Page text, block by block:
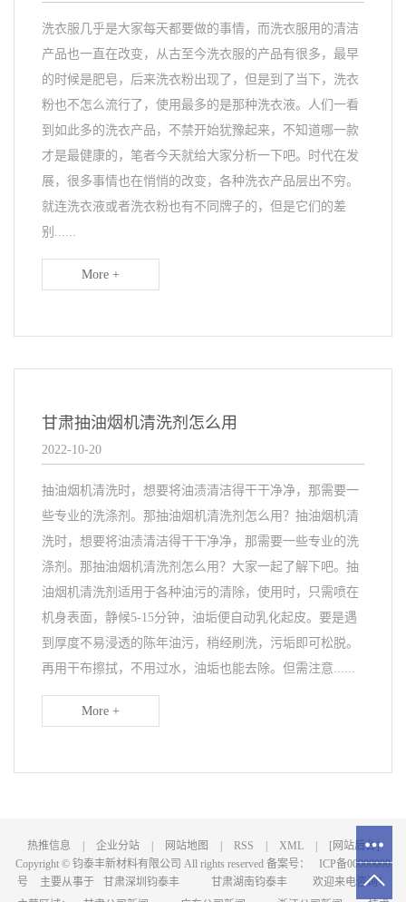
洗衣服几乎是大家每天都要做的事情，而洗衣服用的清洁
产品也一直在改变，从古至今洗衣服的产品有很多，最早
的时候是肥皂，后来洗衣粉出现了，但是到了当下，洗衣
粉也不怎么流行了，使用最多的是那种洗衣液。人们一看
到如此多的洗衣产品，不禁开始犹豫起来，不知道哪一款
才是最健康的，笔者今天就给大家分析一下吧。时代在发
展，很多事情也在悄悄的改变，各种洗衣产品层出不穷。
就连洗衣液或者洗衣粉也有不同牌子的，但是它们的差
别......
More +
甘肃抽油烟机清洗剂怎么用
2022-10-20
抽油烟机清洗时，想要将油渍清洁得干干净净，那需要一
些专业的洗涤剂。那抽油烟机清洗剂怎么用？抽油烟机清
洗时，想要将油渍清洁得干干净净，那需要一些专业的洗
涤剂。那抽油烟机清洗剂怎么用？大家一起了解下吧。抽
油烟机清洗剂适用于各种油污的清除，使用时，只需喷在
机身表面，静候5-15分钟，油垢便自动乳化起皮。要是遇
到厚度不易浸透的陈年油污，稍经刷洗，污垢即可松脱。
再用干布擦拭，不用过水，油垢也能去除。但需注意......
More +
热推信息 企业分站 网站地图 RSS XML
[网站后台]
Copyright © 钧泰丰新材料有限公司 All rights reserved 备案号：
ICP备00000000
号
主要从事于 甘肃深圳钧泰丰 甘肃湖南钧泰丰
欢迎来电咨询！